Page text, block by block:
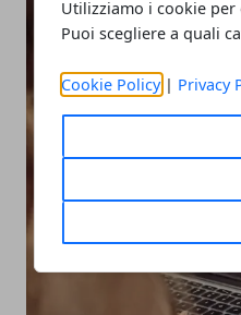
Utilizziamo i cookie
Puoi scegliere a quali
Cookie Policy| Privacy